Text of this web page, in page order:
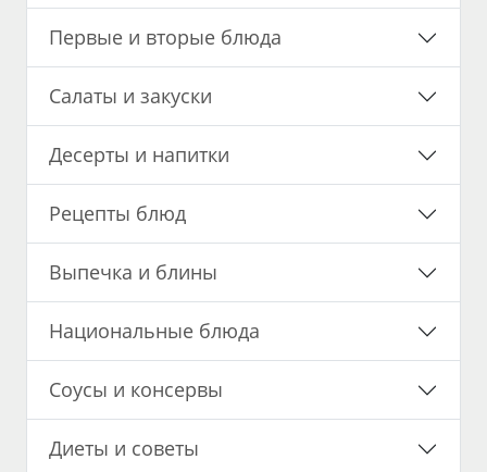
Первые и вторые блюда
Салаты и закуски
Десерты и напитки
Рецепты блюд
Выпечка и блины
Национальные блюда
Соусы и консервы
Диеты и советы